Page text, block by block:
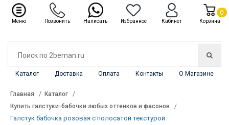
Каталог Доставка Оплата Контакты О Магазине
Каталог ✖
Главная
Каталог
Купить галстуки-бабочки любых оттенков и фасонов
Галстук бабочка розовая с полосатой текстурой
Меню Позвонить Написать Избранное Кабинет Корзина
0